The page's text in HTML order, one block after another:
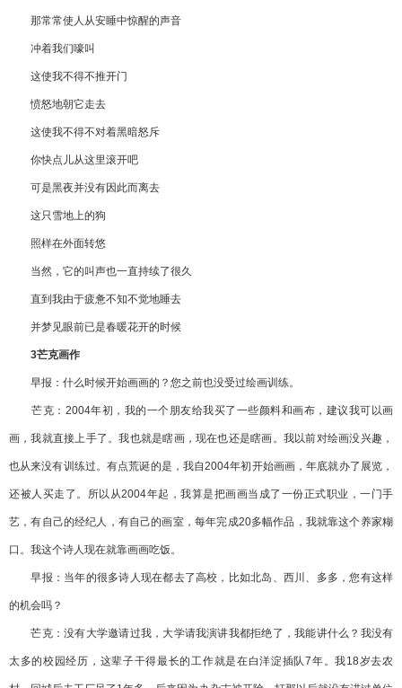
那常常使人从安睡中惊醒的声音
冲着我们嚎叫
这使我不得不推开门
愤怒地朝它走去
这使我不得不对着黑暗怒斥
你快点儿从这里滚开吧
可是黑夜并没有因此而离去
这只雪地上的狗
照样在外面转悠
当然，它的叫声也一直持续了很久
直到我由于疲惫不知不觉地睡去
并梦见眼前已是春暖花开的时候
3芒克画作
早报：什么时候开始画画的？您之前也没受过绘画训练。
芒克：2004年初，我的一个朋友给我买了一些颜料和画布，建议我可以画
画，我就直接上手了。我也就是瞎画，现在也还是瞎画。我以前对绘画没兴趣，
也从来没有训练过。有点荒诞的是，我自2004年初开始画画，年底就办了展览，
还被人买走了。所以从2004年起，我算是把画画当成了一份正式职业，一门手
艺，有自己的经纪人，有自己的画室，每年完成20多幅作品，我就靠这个养家糊
口。我这个诗人现在就靠画画吃饭。
早报：当年的很多诗人现在都去了高校，比如北岛、西川、多多，您有这样
的机会吗？
芒克：没有大学邀请过我，大学请我演讲我都拒绝了，我能讲什么？我没有
太多的校园经历，这辈子干得最长的工作就是在白洋淀插队7年。我18岁去农